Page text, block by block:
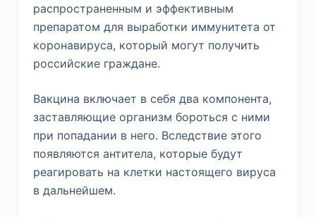
распространенным и эффективным
препаратом для выработки иммунитета от
коронавируса, который могут получить
российские граждане.
Вакцина включает в себя два компонента,
заставляющие организм бороться с ними
при попадании в него. Вследствие этого
появляются антитела, которые будут
реагировать на клетки настоящего вируса
в дальнейшем.